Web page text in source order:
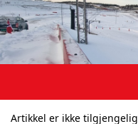
Artikkel er ikke tilgjengelig